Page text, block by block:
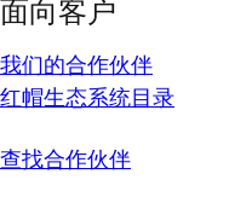
面向客户
我们的合作伙伴
红帽生态系统目录
查找合作伙伴